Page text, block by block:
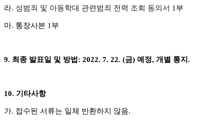
라. 성범죄 및 아동학대 관련범죄 전력 조회 동의서 1부
마. 통장사본 1부
9. 최종 발표일 및 방법 : 2022. 7. 22. (금) 예정, 개별 통지 .
10. 기타사항
가. 접수된 서류는 일체 반환하지 않음.